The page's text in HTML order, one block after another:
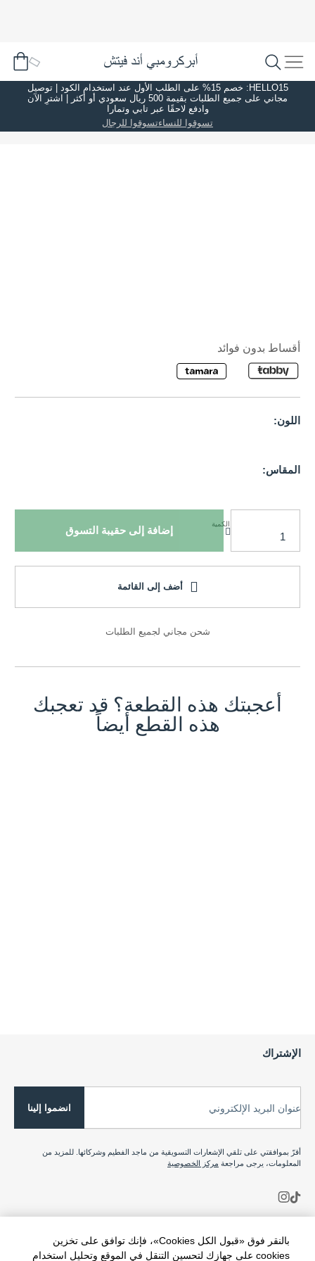
بالنقر فوق «قبول الكل Cookies»، فإنك توافق على تخزين
cookies على جهازك لتحسين التنقل في الموقع وتحليل استخدام
HELLO15: خصم 15% على الطلب الأول عند استخدام الكود | توصيل
مجاني على جميع الطلبات بقيمة 500 ريال سعودي أو أكثر | اشترِ الآن
وادفع لاحقًا عبر تابي وتمارا
تسوقوا للنساءتسوقوا للرجال
أقساط بدون فوائد
اللون:
المقاس:
الكمية
إضافة إلى حقيبة التسوق
أضف إلى القائمة
شحن مجاني لجميع الطلبات
أعجبتك هذه القطعة؟ قد تعجبك
هذه القطع أيضاً
الإشتراك
عنوان البريد الإلكتروني انضموا إلينا
أقرّ بموافقتي على تلقي الإشعارات التسويقية من ماجد الفطيم وشركائها. للمزيد من
المعلومات، يرجى مراجعة مركز الخصوصية